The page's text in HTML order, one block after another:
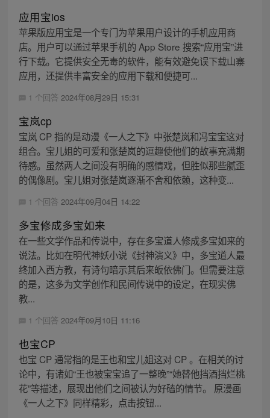
应用宝ios
苹果版应用宝是一个专门为苹果用户设计的手机应用商
店。用户可以通过苹果手机的 App Store 搜索“应用宝”进
行下载。它提供安全无毒的软件，能有效避免误下载山寨
应用，还提供丰富安全的应用下载和便捷可...
1 个回答 2024年08月29日 15:31
宝岚cp
宝岚 CP 指的是动漫《一人之下》中张楚岚和冯宝宝这对
组合。宝儿姐的可爱和张楚岚的逗趣使他们的故事充满期
待感。虽然两人之间没有明确的感情戏，但胜似那些腻歪
的偶像剧。宝儿姐对张楚岚逐渐不舍和依赖，这种变...
1 个回答 2024年09月04日 14:22
多宝修成多宝如来
在一些文学作品和传说中，存在多宝道人修成多宝如来的
说法。比如在明代神妖小说《封神演义》中，多宝道人最
终加入西方教，有诗句暗示其后来皈依佛门。但需要注意
的是，这多为文学创作和民间传说中的设定，在现实佛
教...
1 个回答 2024年09月10日 11:16
也宝CP
也宝 CP 通常指的是王也和宝儿姐这对 CP 。在相关的讨
论中，有诸如“王也被宝宝追了一整晚”“她替他挡酒挡烂桃
花”等描述，展现出他们之间被认为好磕的情节。 原漫画
《一人之下》同样精彩，点击按钮...